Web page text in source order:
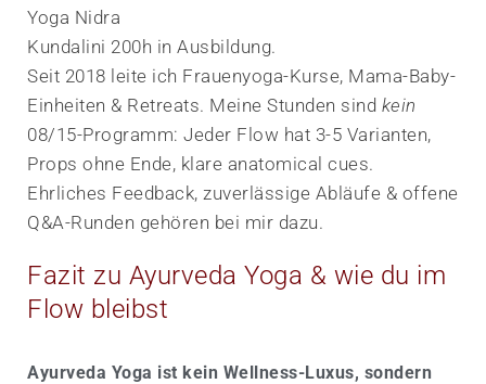
Yoga Nidra
Kundalini 200h in Ausbildung.
Seit 2018 leite ich Frauen­yoga-Kurse, Mama-Baby-
Einheiten & Retreats. Meine Stunden sind kein
08/15-Programm: Jeder Flow hat 3-5 Varianten,
Props ohne Ende, klare anatomical cues.
Ehrliches Feedback, zuverlässige Abläufe & offene
Q&A-Runden gehören bei mir dazu.
Fazit zu Ayurveda Yoga & wie du im
Flow bleibst
Ayurveda Yoga ist kein Wellness-Luxus, sondern